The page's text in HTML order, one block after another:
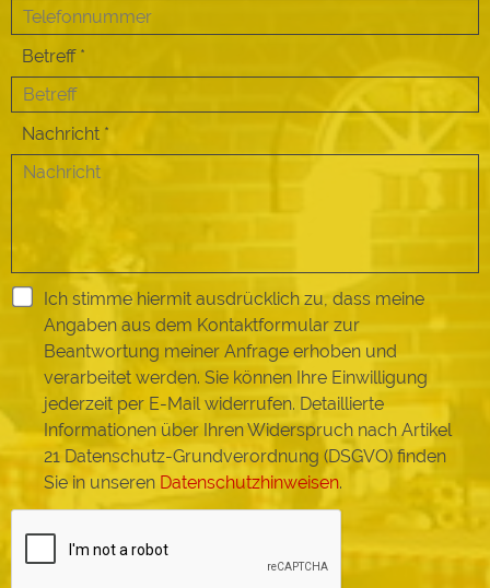
Betreff
Nachricht
Ich stimme hiermit ausdrücklich zu, dass meine
Angaben aus dem Kontaktformular zur
Beantwortung meiner Anfrage erhoben und
verarbeitet werden. Sie können Ihre Einwilligung
jederzeit per E-Mail widerrufen. Detaillierte
Informationen über Ihren Widerspruch nach Artikel
21 Datenschutz-Grundverordnung (DSGVO) finden
Sie in unseren Datenschutzhinweisen.